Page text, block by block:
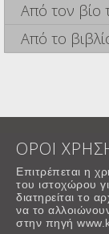
Από τον βίο
Από το
ΟΡΟΙ
Επιτρέπεται η
του ιστοχώρου
διατηρείται το
να το
στην πηγή